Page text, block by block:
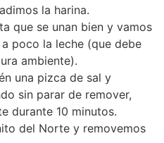
la harina.
que se unan bien y vamos
poco la leche (que debe
ambiente).
una pizca de sal y
sin parar de remover,
durante 10 minutos.
del Norte y removemos